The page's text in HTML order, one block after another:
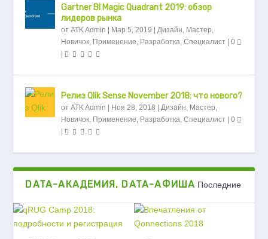
Gartner BI Magic Quadrant 2019: обзор
лидеров рынка
отATK Admin Мар 5, 2019 |Дизайн, Мастер,
Новичок, Применение, Разработка,Специалист |0
Релиз Qlik Sense November 2018: что нового?
отATK Admin Ноя 28, 2018 |Дизайн, Мастер,
Новичок, Применение, Разработка,Специалист |0
DATA-АКАДЕМИЯ, DATA-АФИША Последние